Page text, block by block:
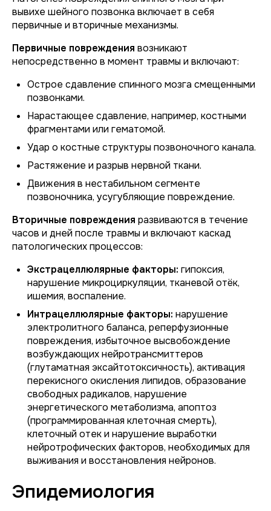
вывихе шейного позвонка включает в себя
первичные и вторичные механизмы.
Первичные повреждения возникают
непосредственно в момент травмы и включают:
Острое сдавление спинного мозга смещенными
позвонками.
Нарастающее сдавление, например, костными
фрагментами или гематомой.
Удар о костные структуры позвоночного канала.
Растяжение и разрыв нервной ткани.
Движения в нестабильном сегменте
позвоночника, усугубляющие повреждение.
Вторичные повреждения развиваются в течение
часов и дней после травмы и включают каскад
патологических процессов:
Экстрацеллюлярные факторы: гипоксия,
нарушение микроциркуляции, тканевой отёк,
ишемия, воспаление.
Интрацеллюлярные факторы: нарушение
электролитного баланса, реперфузионные
повреждения, избыточное высвобождение
возбуждающих нейротрансмиттеров
(глутаматная эксайтотоксичность), активация
перекисного окисления липидов, образование
свободных радикалов, нарушение
энергетического метаболизма, апоптоз
(программированная клеточная смерть),
клеточный отек и нарушение выработки
нейротрофических факторов, необходимых для
выживания и восстановления нейронов.
Эпидемиология